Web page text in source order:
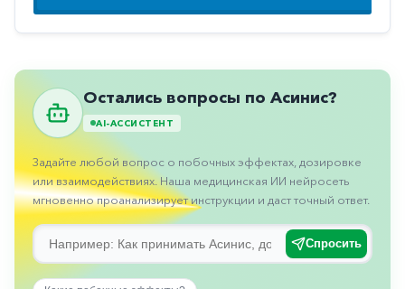
Противоаллергические
Противогрибковые
Противоопухолевые
Противоподагрические
Противорвотные
Противоэпилептические
Остались вопросы по Асинис?
AI-АССИСТЕНТ
Задайте любой вопрос о побочных эффектах, дозировке
или взаимодействиях. Наша медицинская ИИ нейросеть
мгновенно проанализирует инструкции и даст точный ответ.
Спросить